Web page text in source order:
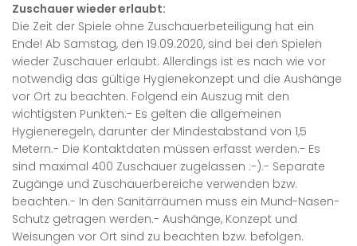
Zuschauer wieder erlaubt:
Die Zeit der Spiele ohne Zuschauerbeteiligung hat ein
Ende! Ab Samstag, den 19.09.2020, sind bei den Spielen
wieder Zuschauer erlaubt. Allerdings ist es nach wie vor
notwendig das gültige Hygienekonzept und die Aushänge
vor Ort zu beachten. Folgend ein Auszug mit den
wichtigsten Punkten:- Es gelten die allgemeinen
Hygieneregeln, darunter der Mindestabstand von 1,5
Metern.- Die Kontaktdaten müssen erfasst werden.- Es
sind maximal 400 Zuschauer zugelassen :-).- Separate
Zugänge und Zuschauerbereiche verwenden bzw.
beachten.- In den Sanitärräumen muss ein Mund-Nasen-
Schutz getragen werden.- Aushänge, Konzept und
Weisungen vor Ort sind zu beachten bzw. befolgen.